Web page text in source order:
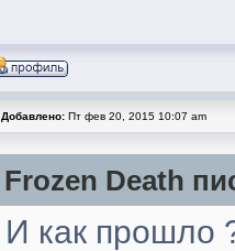
Добавлено: Пт фев 20, 2015 10:07 am
Frozen Death
И как прошло